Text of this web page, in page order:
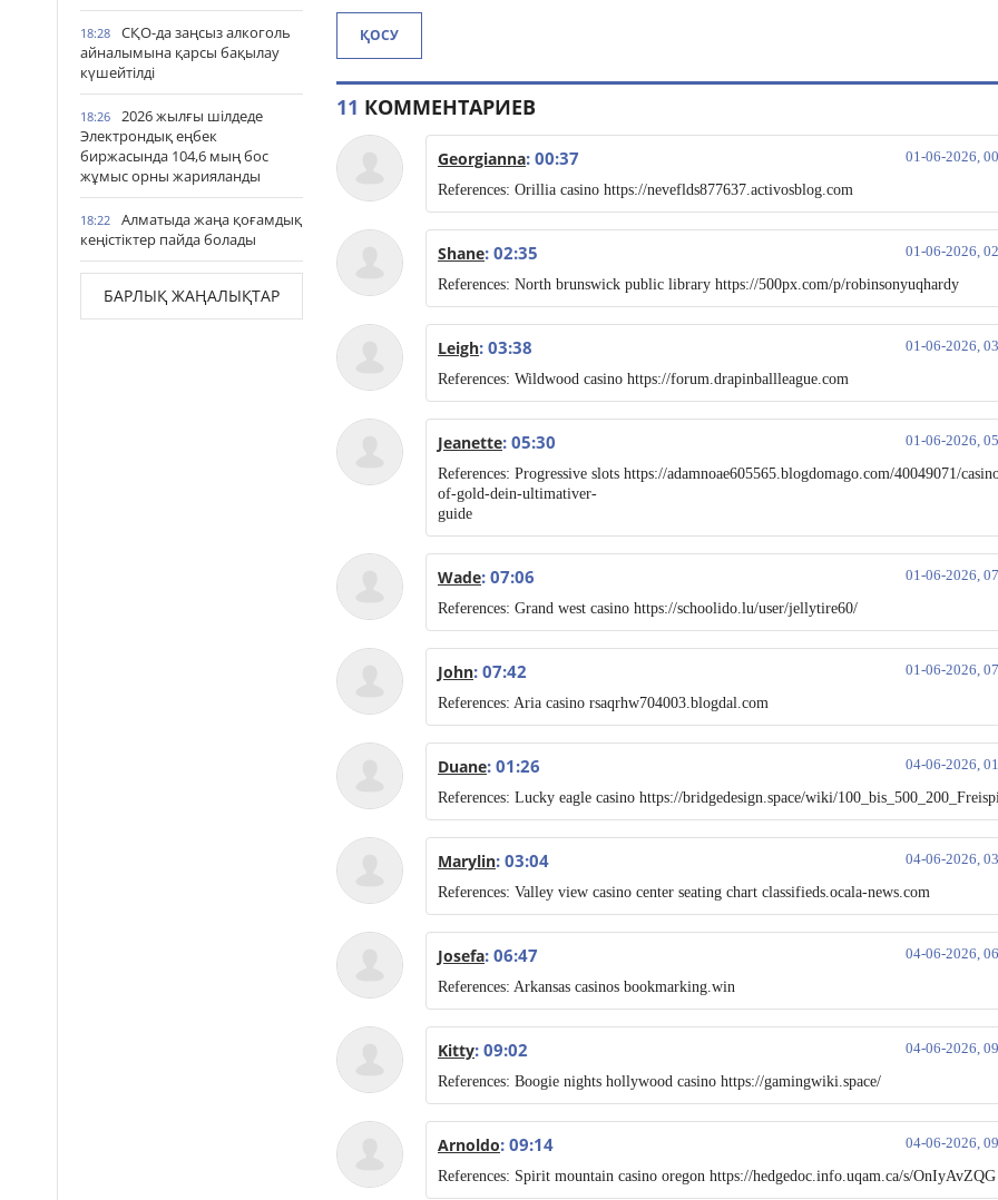
18:28
СҚО-да заңсыз алкоголь
айналымына қарсы бақылау
күшейтілді
18:26
2026 жылғы шілдеде
Электрондық еңбек
биржасында 104,6 мың бос
жұмыс орны жарияланды
18:22
Алматыда жаңа қоғамдық
кеңістіктер пайда болады
БАРЛЫҚ ЖАҢАЛЫҚТАР
ҚОСУ
11 КОММЕНТАРИЕВ
Georgianna 01-06-2026,
: 00:37
References: Orillia casino https://neveflds877637.activosblog.com
Shane 01-06-2026,
: 02:35
References: North brunswick public library https://500px.com/p/robinsonyuqhardy
Leigh 01-06-2026,
: 03:38
References: Wildwood casino https://forum.drapinballleague.com
Jeanette 01-06-2026,
: 05:30
References: Progressive slots https://adamnoae605565.blogdomago.com/40049071/
of-gold-dein-ultimativer-
guide
Wade 01-06-2026,
: 07:06
References: Grand west casino https://schoolido.lu/user/jellytire60/
John 01-06-2026,
: 07:42
References: Aria casino rsaqrhw704003.blogdal.com
Duane 04-06-2026,
: 01:26
References: Lucky eagle casino https://bridgedesign.space/wiki/
Marylin 04-06-2026,
: 03:04
References: Valley view casino center seating chart classifieds.ocala-news.com
Josefa 04-06-2026,
: 06:47
References: Arkansas casinos bookmarking.win
Kitty 04-06-2026,
: 09:02
References: Boogie nights hollywood casino https://gamingwiki.space/
Arnoldo 04-06-2026,
: 09:14
References: Spirit mountain casino oregon https://hedgedoc.info.uqam.ca/s/OnIyAvZQG